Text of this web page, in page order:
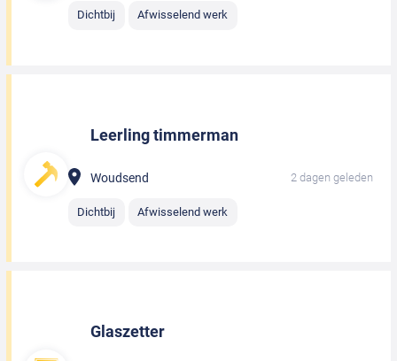
Dichtbij Afwisselend werk
Leerling timmerman
Woudsend 2 dagen geleden
Dichtbij Afwisselend werk
Glaszetter